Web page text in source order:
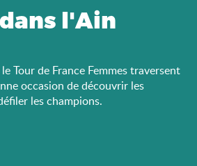
l'Ain
Tour de France Femmes traversent
occasion de découvrir les
les champions.